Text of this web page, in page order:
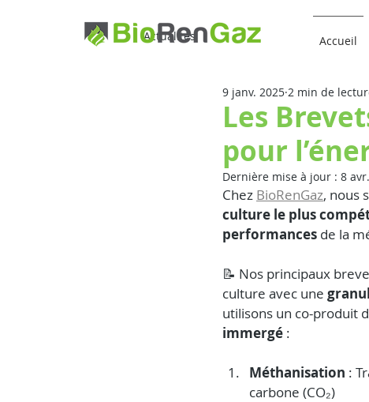
Accueil
Actualités
Les
pour
9 janv. 2025 2 min de
Dernière mise à jour : 8
Chez BioRenGaz, nous
culture le plus
performances de la
📝 Nos principaux
culture avec une
utilisons un co-produit
immergé :
Méthanisation :
carbone (CO₂)